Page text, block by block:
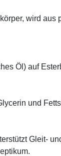
wird aus
Öl) auf
und
Gleit-